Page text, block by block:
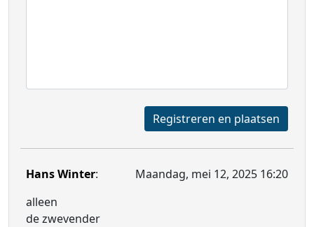
Registreren en plaatsen
Hans Winter:
Maandag, mei 12, 2025 16:20
alleen
de zwevender